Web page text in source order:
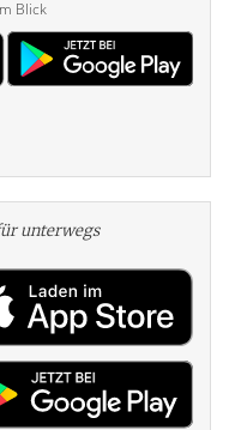
Blick
unterwegs